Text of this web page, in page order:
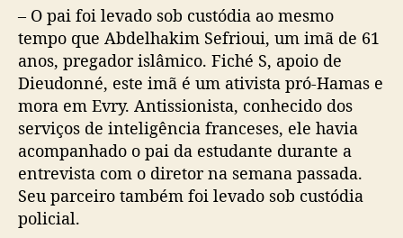
– O pai foi levado sob custódia ao mesmo
tempo que Abdelhakim Sefrioui, um imã de 61
anos, pregador islâmico. Fiché S, apoio de
Dieudonné, este imã é um ativista pró-Hamas e
mora em Evry. Antissionista, conhecido dos
serviços de inteligência franceses, ele havia
acompanhado o pai da estudante durante a
entrevista com o diretor na semana passada.
Seu parceiro também foi levado sob custódia
policial.